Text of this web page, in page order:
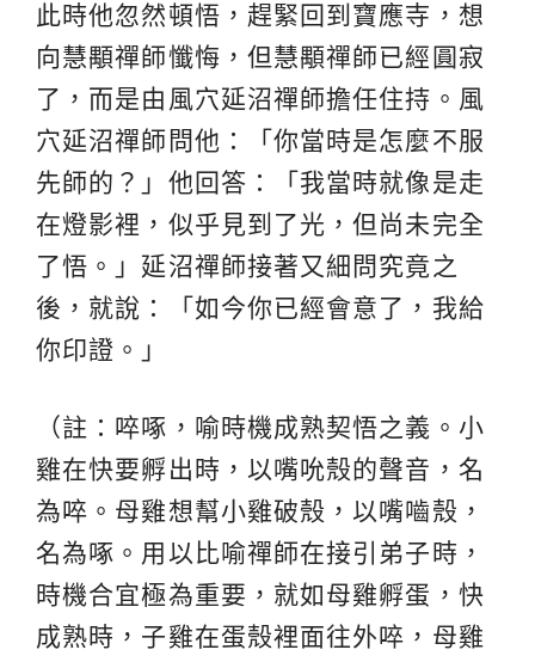
此時他忽然頓悟，趕緊回到寶應寺，想
向慧顒禪師懺悔，但慧顒禪師已經圓寂
了，而是由風穴延沼禪師擔任住持。風
穴延沼禪師問他：「你當時是怎麼不服
先師的？」他回答：「我當時就像是走
在燈影裡，似乎見到了光，但尚未完全
了悟。」延沼禪師接著又細問究竟之
後，就說：「如今你已經會意了，我給
你印證。」
（註：啐啄，喻時機成熟契悟之義。小
雞在快要孵出時，以嘴吮殼的聲音，名
為啐。母雞想幫小雞破殼，以嘴嚙殼，
名為啄。用以比喻禪師在接引弟子時，
時機合宜極為重要，就如母雞孵蛋，快
成熟時，子雞在蛋殼裡面往外啐，母雞